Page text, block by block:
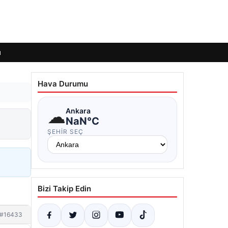
#16433
Hava Durumu
☁Ankara
NaN°C
ŞEHIR SEÇ
Bizi Takip Edin